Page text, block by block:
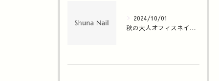
2024/10/01
秋の大人オフィスネイル提案